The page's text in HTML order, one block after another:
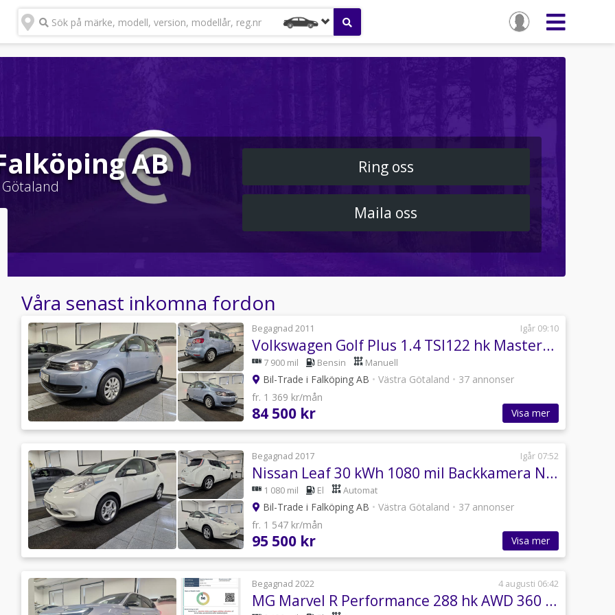
Sök på märke, modell, version, modellår, reg.nr
AB Ring oss
Maila oss
Våra senast inkomna fordon
Begagnad 2011 Igår 09:10
Volkswagen Golf Plus 1.4 TSI122 hk Masters Drag Nyserv 7900 mil MKT FIN
7 900 mil Bensin Manuell
Bil-Trade i Falköping AB • Västra Götaland • 37 annonser
fr. 1 369 kr/mån
84 500 kr Visa mer
Begagnad 2017 Igår 07:52
Nissan Leaf 30 kWh 1080 mil Backkamera NAVI MOMS
1 080 mil El Automat
Bil-Trade i Falköping AB • Västra Götaland • 37 annonser
fr. 1 547 kr/mån
95 500 kr Visa mer
Begagnad 2022 4 augusti 06:42
MG Marvel R Performance 288 hk AWD 360 Kam Panor Läder MOMS 96% SoH